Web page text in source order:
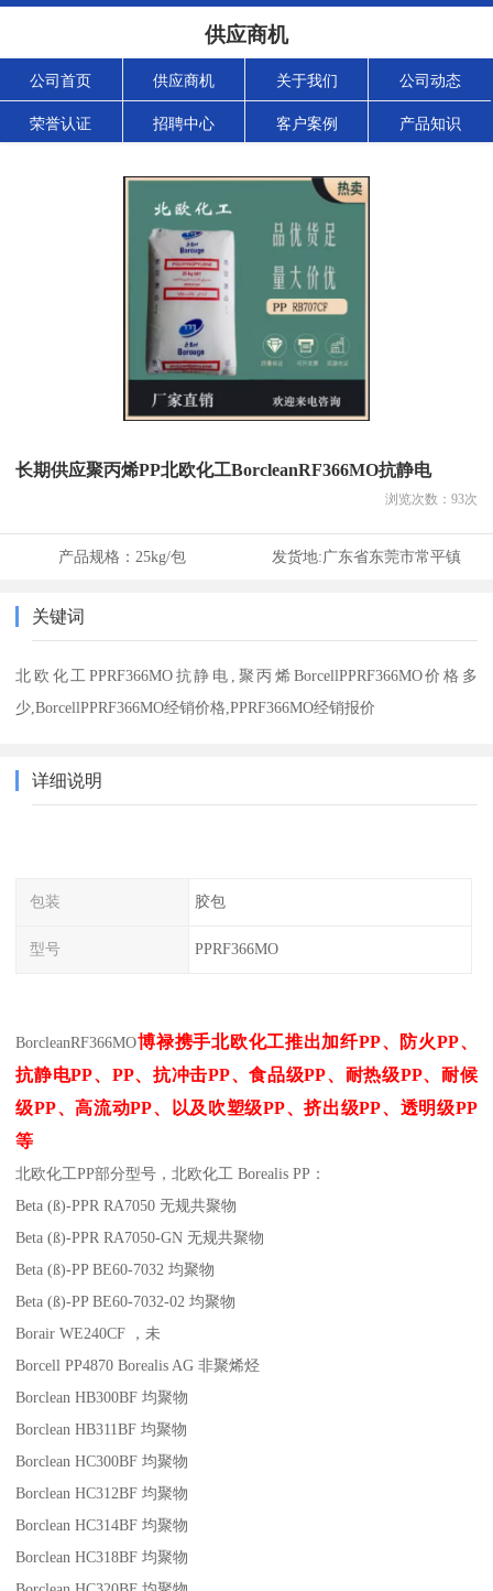
供应商机
公司首页 供应商机 关于我们 公司动态
荣誉认证 招聘中心 客户案例 产品知识
长期供应聚丙烯PP北欧化工BorcleanRF366MO抗静电
浏览次数： 93次
产品规格： 25kg/包 发货地:广东省东莞市常平镇
关键词
北欧化工PPRF366MO抗静电,聚丙烯BorcellPPRF366MO价格多
少,BorcellPPRF366MO经销价格,PPRF366MO经销报价
详细说明
包装 胶包
型号 PPRF366MO
BorcleanRF366MO博禄携手北欧化工推出加纤PP、防火PP、
抗静电PP、 PP、抗冲击PP、食品级PP、耐热级PP、耐候
级PP、高流动PP、以及吹塑级PP、挤出级PP、透明级PP
等
北欧化工PP部分型号，北欧化工 Borealis PP：
Beta (ß)-PPR RA7050 无规共聚物
Beta (ß)-PPR RA7050-GN 无规共聚物
Beta (ß)-PP BE60-7032 均聚物
Beta (ß)-PP BE60-7032-02 均聚物
Borair WE240CF
，未
Borcell PP4870 Borealis AG 非聚烯烃
Borclean HB300BF 均聚物
Borclean HB311BF 均聚物
Borclean HC300BF 均聚物
Borclean HC312BF 均聚物
Borclean HC314BF 均聚物
Borclean HC318BF 均聚物